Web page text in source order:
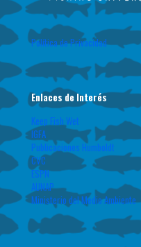
Política de Privacidad
Enlaces de Interés
Keep Fish Wet
IGFA
Publicaciones Humboldt
CVC
ESPN
AUNAP
Ministerio del Medio Ambiente